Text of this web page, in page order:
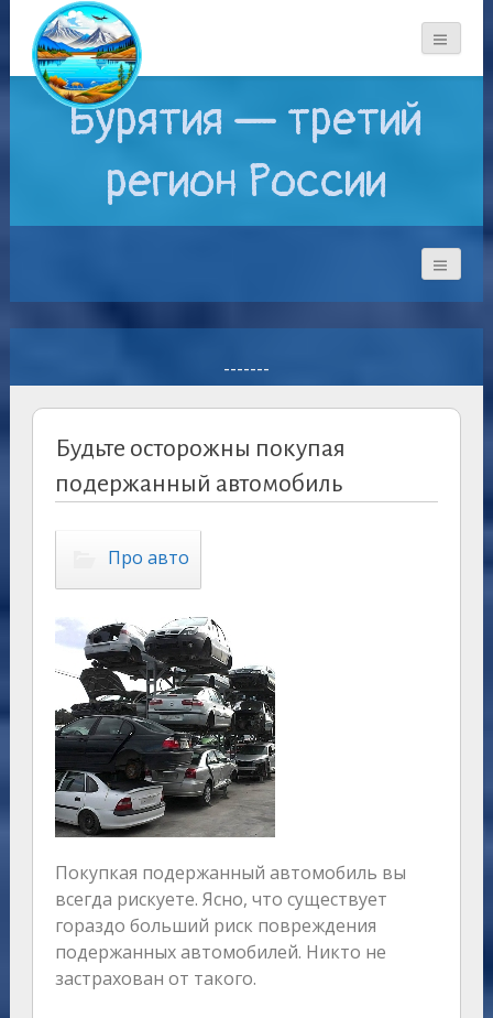
Бурятия — третий
регион России
-------
Будьте осторожны покупая
подержанный автомобиль
Про авто
Покупкая подержанный автомобиль вы
всегда рискуете. Ясно, что существует
гораздо больший риск повреждения
подержанных автомобилей. Никто не
застрахован от такого.